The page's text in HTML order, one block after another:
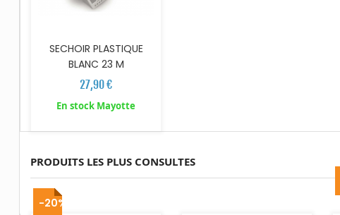
SECHOIR PLASTIQUE
BLANC 23 M
27,90 €
En stock Mayotte
PRODUITS LES PLUS CONSULTES
-20%